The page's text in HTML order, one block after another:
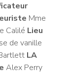
Mme
Calilé Lieu
de vanille
LA
Alex Perry